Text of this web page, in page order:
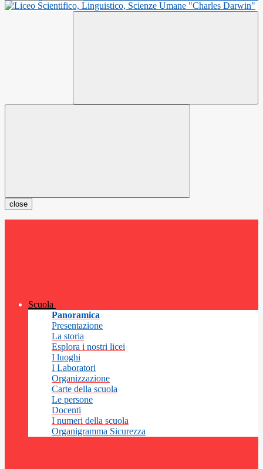
close
Scuola
Panoramica
Presentazione
La storia
Esplora i nostri licei
I luoghi
I Laboratori
Organizzazione
Carte della scuola
Le persone
Docenti
I numeri della scuola
Organigramma Sicurezza